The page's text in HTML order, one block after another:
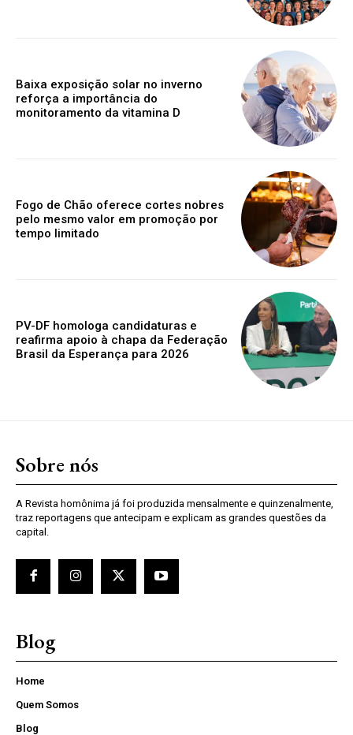
Baixa exposição solar no inverno
reforça a importância do
monitoramento da vitamina D
Fogo de Chão oferece cortes nobres
pelo mesmo valor em promoção por
tempo limitado
PV-DF homologa candidaturas e
reafirma apoio à chapa da Federação
Brasil da Esperança para 2026
Sobre nós
A Revista homônima já foi produzida mensalmente e quinzenalmente,
traz reportagens que antecipam e explicam as grandes questões da
capital.
Blog
Home
Quem Somos
Blog